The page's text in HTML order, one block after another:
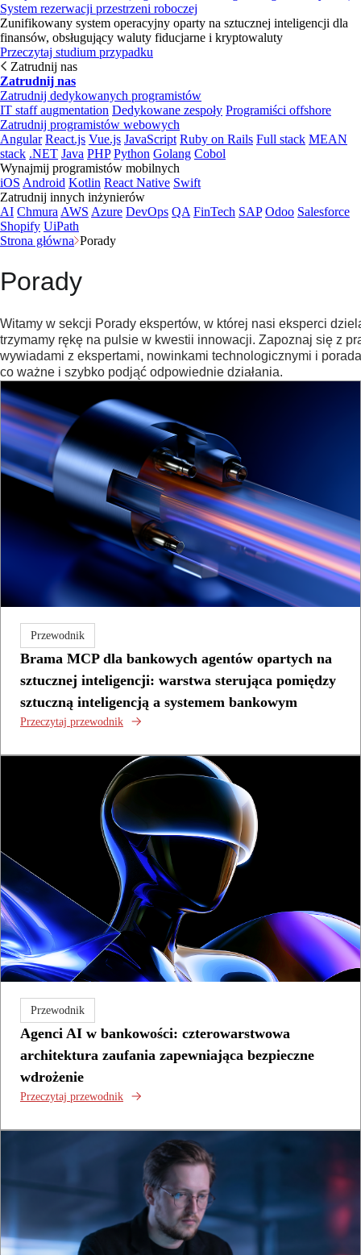
System rezerwacji przestrzeni roboczej
Zunifikowany system operacyjny oparty na sztucznej inteligencji dla
finansów, obsługujący waluty fiducjarne i kryptowaluty
Przeczytaj studium przypadku
Zatrudnij nas
Zatrudnij nas
Zatrudnij dedykowanych programistów
IT staff augmentation Dedykowane zespoły Programiści offshore
Zatrudnij programistów webowych
Angular React.js Vue.js JavaScript Ruby on Rails Full stack MEAN
stack .NET Java PHP Python Golang Cobol
Wynajmij programistów mobilnych
iOS Android Kotlin React Native Swift
Zatrudnij innych inżynierów
AI Chmura AWS Azure DevOps QA FinTech SAP Odoo Salesforce
Shopify UiPath
Strona główna Porady
Porady
Witamy w sekcji Porady ekspertów, w której nasi eksperci
trzymamy rękę na pulsie w kwestii innowacji. Zapoznaj się z
wywiadami z ekspertami, nowinkami technologicznymi i
co ważne i szybko podjąć odpowiednie działania.
Przewodnik
Brama MCP dla bankowych agentów opartych na
sztucznej inteligencji: warstwa sterująca pomiędzy
sztuczną inteligencją a systemem bankowym
Przeczytaj przewodnik
Przewodnik
Agenci AI w bankowości: czterowarstwowa
architektura zaufania zapewniająca bezpieczne
wdrożenie
Przeczytaj przewodnik